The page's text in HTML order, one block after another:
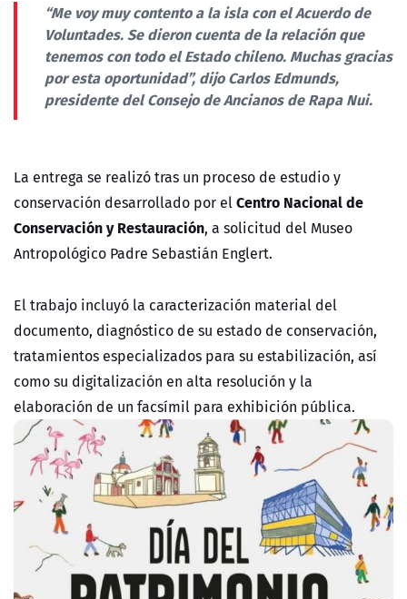
“Me voy muy contento a la isla con el Acuerdo de
Voluntades. Se dieron cuenta de la relación que
tenemos con todo el Estado chileno. Muchas gracias
por esta oportunidad”, dijo Carlos Edmunds,
presidente del Consejo de Ancianos de Rapa Nui.
La entrega se realizó tras un proceso de estudio y
conservación desarrollado por elCentro Nacional de
Conservación y Restauración, a solicitud del Museo
Antropológico Padre Sebastián Englert.
El trabajo incluyó la caracterización material del
documento, diagnóstico de su estado de conservación,
tratamientos especializados para su estabilización, así
como su digitalización en alta resolución y la
elaboración de un facsímil para exhibición pública.